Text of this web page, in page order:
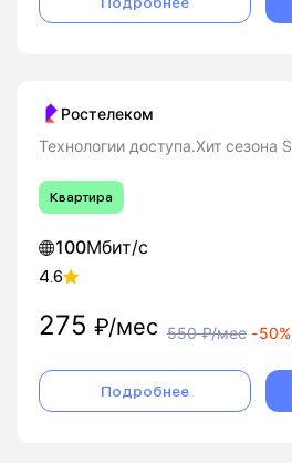
Ростелеком
Технологии доступа.Хит сезона S
Квартира
100Мбит/с
4.6
275 ₽/мес 550₽/мес -50%
Подробнее